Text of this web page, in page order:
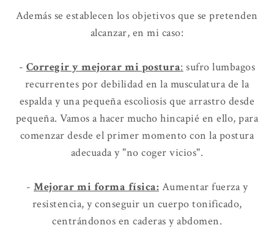
Además se establecen los objetivos que se pretenden
alcanzar, en mi caso:
- Corregir y mejorar mi postura: sufro lumbagos
recurrentes por debilidad en la musculatura de la
espalda y una pequeña escoliosis que arrastro desde
pequeña. Vamos a hacer mucho hincapié en ello, para
comenzar desde el primer momento con la postura
adecuada y "no coger vicios".
- Mejorar mi forma física: Aumentar fuerza y
resistencia, y conseguir un cuerpo tonificado,
centrándonos en caderas y abdomen.